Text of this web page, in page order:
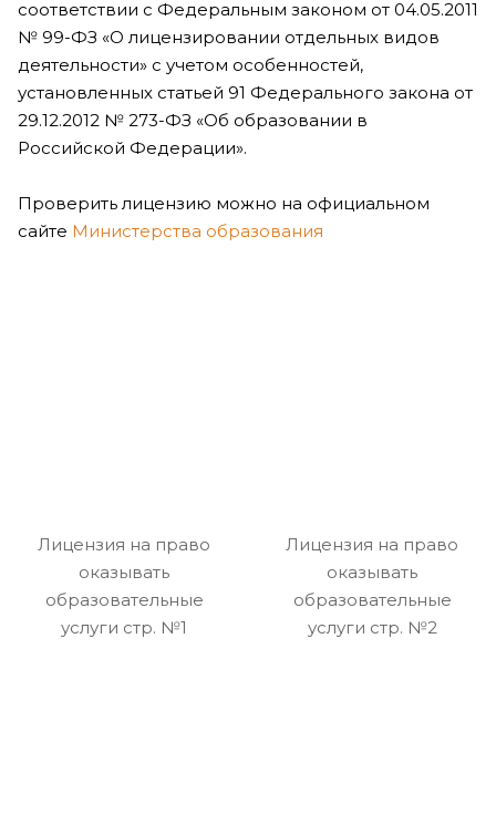
соответствии с Федеральным законом от 04.05.2011
№ 99-ФЗ «О лицензировании отдельных видов
деятельности» с учетом особенностей,
установленных статьей 91 Федерального закона от
29.12.2012 № 273-ФЗ «Об образовании в
Российской Федерации».
Проверить лицензию можно на официальном
сайте Министерства образования
Лицензия на право
оказывать
образовательные
услуги стр. №1
Лицензия на право
оказывать
образовательные
услуги стр. №2